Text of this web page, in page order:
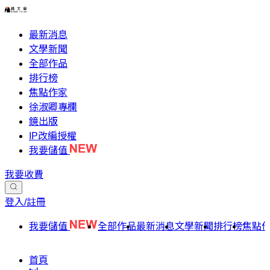
最新消息
文學新聞
全部作品
排行榜
焦點作家
徐淑卿專欄
鏡出版
IP改編授權
我要儲值
我要收費
登入/註冊
我要儲值 全部作品最新消息文學新聞排行榜焦點
首頁